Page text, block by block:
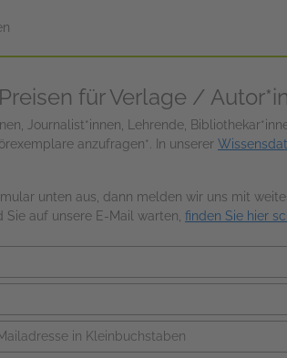
für Verlage /
Journalist*innen, Lehrende,
anzufragen*. In unserer
unten aus, dann melden wir uns mit
Sie auf unsere E-Mail warten, finden Sie hier